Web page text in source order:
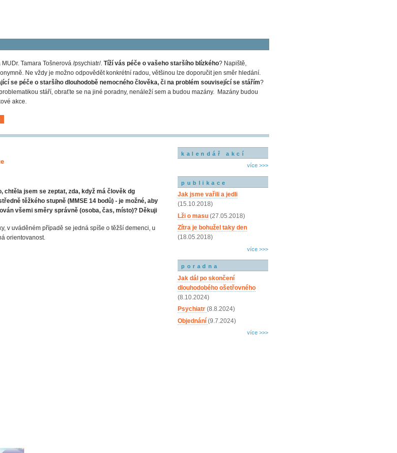
Tamara Tošnerová /psychiatr/. Tíží vás péče o vašeho staršího blízkého? Napiště,
Ne vždy je možno odpovědět konkrétní radou, většinou lze doporučit jen směr hledání.
se péče o staršího dlouhodobě nemocného člověka, či na problém související se stářím?
stáří, obraťte se na jiné poradny, nenáleží sem a budou mazány. Mazány budou
akce.
chtěla jsem se zeptat, zda, když má člověk dg
těžkého stupně (MMSE 14 bodů) - je možné, aby
všemi směry správně (osoba, čas, místo)? Děkuji
v uváděném případě se jedná spíše o těžší demenci, u
orientovanost.
kalendář akcí
více >>>
publikace
Jak jsme vařili a jedli
(15.10.2018)
Lži o masu (27.05.2018)
Zítra je bohužel taky den
(18.05.2018)
více >>>
poradna
Jak dál po skončení
dlouhodobého ošetřovného
(8.10.2024)
Psychiatr (8.8.2024)
Objednání (9.7.2024)
více >>>